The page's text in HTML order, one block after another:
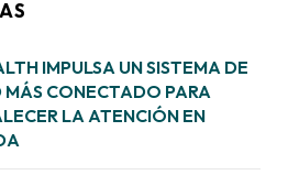
IMPULSA UN SISTEMA DE
MÁS CONECTADO PARA
LA ATENCIÓN EN